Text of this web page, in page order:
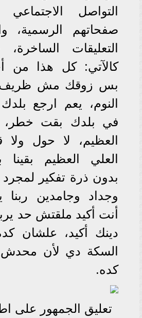
التواصل
صفحاتهم الرسمية،
التعليقات
كالآتي: كل هذا من
بس زوقك مش
النوم، يعم ارجع
في بلدك بقت خطر،
العظيم، لا حول ولا
العلي العظيم بقينا
بدون ذرة تفكير لمجرد
وجداد وجامدين ربنا
أنت أكيد ملقتش حد
دينك أكيد، علشان
السكة دي لأن
كده.
تعليق الجمهور على